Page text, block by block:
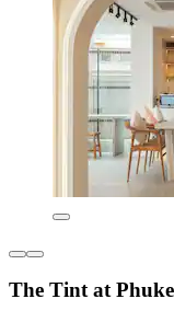
The Tint at